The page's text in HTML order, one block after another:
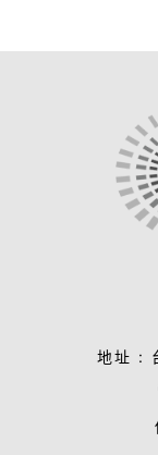
地址 :